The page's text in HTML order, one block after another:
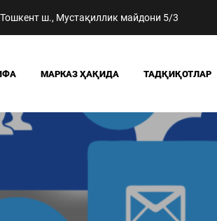
Тошкент ш., Мустақиллик майдони 5/3
МАРКАЗ ҲАҚИДА
БИЗНИНГ ЮТУҚЛАРИМИЗ
РАҲБАРИЯТ
МАРКАЗ ТУЗИЛМАСИ
ТАДҚИҚОТЛАР
ЖАМИЯТ
СИЁСАТ ВА